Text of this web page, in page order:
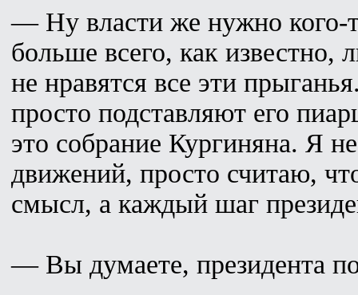
— Ну власти же нужно кого-
больше всего, как
не нравятся все эти
просто подставляют его
это собрание Кургиняна. Я
движений, просто считаю,
смысл, а каждый шаг
— Вы думаете, президента